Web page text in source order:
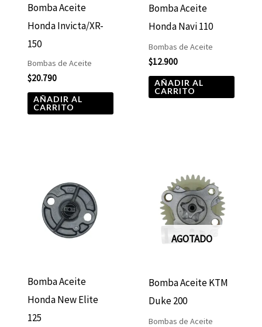
Bomba Aceite
Honda Invicta/XR-
150
Bombas de Aceite
$20.790
AÑADIR AL
CARRITO
Bomba Aceite
Honda Navi 110
Bombas de Aceite
$12.900
AÑADIR AL
CARRITO
Bomba Aceite
Honda New Elite
125
AGOTADO
Bomba Aceite KTM
Duke 200
Bombas de Aceite